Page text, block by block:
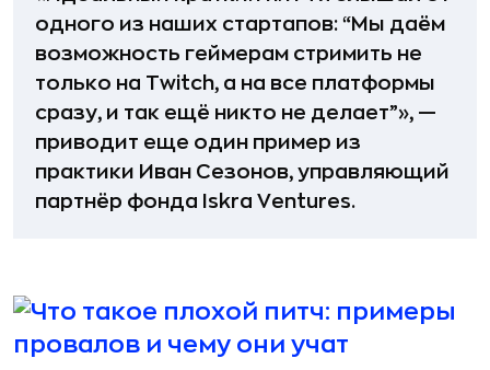
одного из наших стартапов: “Мы даём
возможность геймерам стримить не
только на Twitch, а на все платформы
сразу, и так ещё никто не делает”», —
приводит еще один пример из
практики Иван Сезонов, управляющий
партнёр фонда Iskra Ventures.